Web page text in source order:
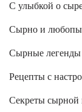
С улыбкой о
Сырно и
Сырные
Рецепты с
Секреты сырной